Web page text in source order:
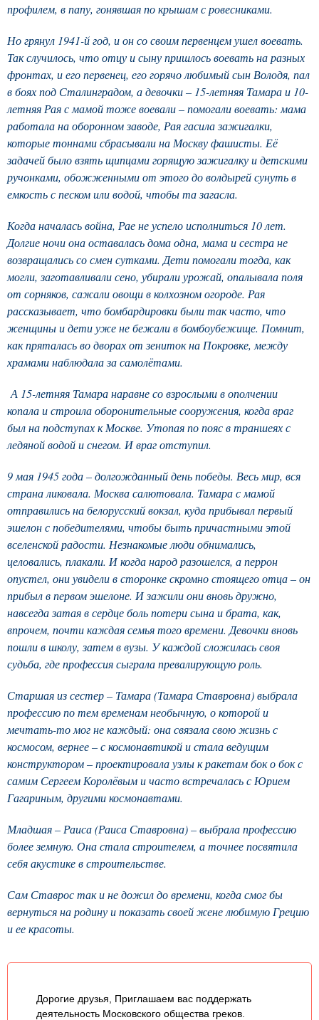
профилем, в папу, гонявшая по крышам с ровесниками.
Но грянул 1941-й год, и он со своим первенцем ушел воевать.
Так случилось, что отцу и сыну пришлось воевать на разных
фронтах, и его первенец, его горячо любимый сын Володя, пал
в боях под Сталинградом, а девочки – 15-летняя Тамара и 10-
летняя Рая с мамой тоже воевали – помогали воевать: мама
работала на оборонном заводе, Рая гасила зажигалки,
которые тоннами сбрасывали на Москву фашисты. Её
задачей было взять щипцами горящую зажигалку и детскими
ручонками, обожженными от этого до волдырей сунуть в
емкость с песком или водой, чтобы та загасла.
Когда началась война, Рае не успело исполниться 10 лет.
Долгие ночи она оставалась дома одна, мама исестра не
возвращались со смен сутками. Дети помогали тогда, как
могли,заготавливали сено, убирали урожай, опалывала поля
от сорняков, сажали овощи в колхозном огороде. Рая
рассказывает, что бомбардировки были так часто, что
женщины и дети уже не бежали в бомбоубежище. Помнит,
как пряталась во дворах от зениток на Покровке, между
храмами наблюдала за самолётами.
А 15-летняя Тамара наравне со взрослыми в ополчении
копала и строила оборонительные сооружения, когда враг
был на подступах к Москве. Утопая по пояс в траншеях с
ледяной водой и снегом. И враг отступил.
9 мая 1945 года – долгожданный день победы. Весь мир, вся
страна ликовала. Москва салютовала. Тамара с мамой
отправились на белорусский вокзал, куда прибывал первый
эшелон с победителями, чтобы быть причастными этой
вселенской радости. Незнакомые люди обнимались,
целовались, плакали. И когда народ разошелся, а перрон
опустел, они увидели в сторонке скромно стоящего отца – он
прибыл в первом эшелоне. И зажили они вновь дружно,
навсегда затая в сердце боль потери сына и брата, как,
впрочем, почти каждая семья того времени. Девочки вновь
пошли в школу, затем в вузы. У каждой сложилась своя
судьба, где профессия сыграла превалирующую роль.
Старшая из сестер – Тамара (Тамара Ставровна) выбрала
профессию по тем временам необычную, о которой и
мечтать-то мог не каждый: она связала свою жизнь с
космосом, вернее – с космонавтикой и стала ведущим
конструктором – проектировала узлы к ракетам бок о бок с
самим Сергеем Королёвым и часто встречалась с Юрием
Гагариным, другими космонавтами.
Младшая – Раиса (Раиса Ставровна) – выбрала профессию
более земную. Она стала строителем, а точнее посвятила
себя акустике в строительстве.
Сам Ставрос так и не дожил до времени, когда смог бы
вернуться на родину и показать своей жене любимую Грецию
и ее красоты.
Дорогие друзья, Приглашаем вас поддержать
деятельность Московского общества греков.